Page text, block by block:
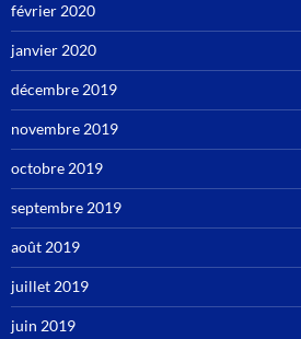
février 2020
janvier 2020
décembre 2019
novembre 2019
octobre 2019
septembre 2019
août 2019
juillet 2019
juin 2019